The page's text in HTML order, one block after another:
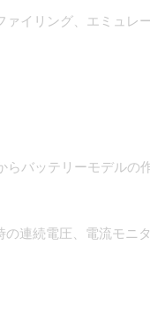
イリング、エミュレー
らバッテリーモデルの
連続電圧、電流モニタ